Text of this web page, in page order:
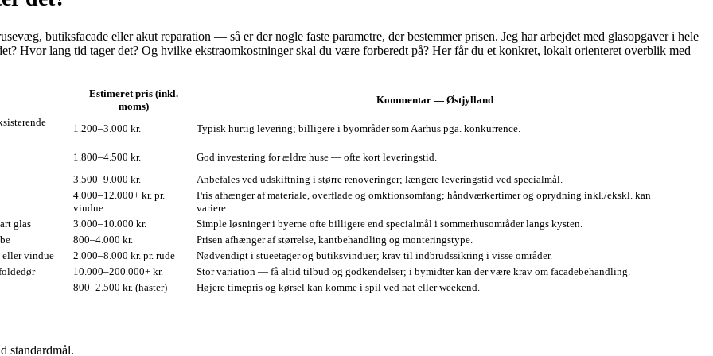
butiksfacade eller akut reparation — så er der nogle faste parametre, der bestemmer prisen. Jeg har arbejdet med glasopgaver i hele
Hvor lang tid tager det? Og hvilke ekstraomkostninger skal du være forberedt på? Her får du et konkret, lokalt orienteret overblik med
Estimeret pris (inkl.
moms)
Kommentar — Østjylland
1.200–3.000 kr. Typisk hurtig levering; billigere i byområder som Aarhus pga. konkurrence.
1.800–4.500 kr.
God investering for ældre huse — ofte kort leveringstid.
3.500–9.000 kr.
Anbefales ved udskiftning i større renoveringer; længere leveringstid ved specialmål.
4.000–12.000+ kr. pr.
vindue
Pris afhænger af materiale, overflade og omktionsomfang; håndværkertimer og oprydning inkl./ekskl. kan
variere.
glas
3.000–10.000 kr.
Simple løsninger i byerne ofte billigere end specialmål i sommerhusområder langs kysten.
800–4.000 kr.
Prisen afhænger af størrelse, kantbehandling og monteringstype.
eller vindue
2.000–8.000 kr. pr. rude
Nødvendigt i stueetager og butiksvinduer; krav til indbrudssikring i visse områder.
10.000–200.000+ kr.
Stor variation — få altid tilbud og godkendelser; i bymidter kan der være krav om facadebehandling.
800–2.500 kr. (haster)
Højere timepris og kørsel kan komme i spil ved nat eller weekend.
standardmål.